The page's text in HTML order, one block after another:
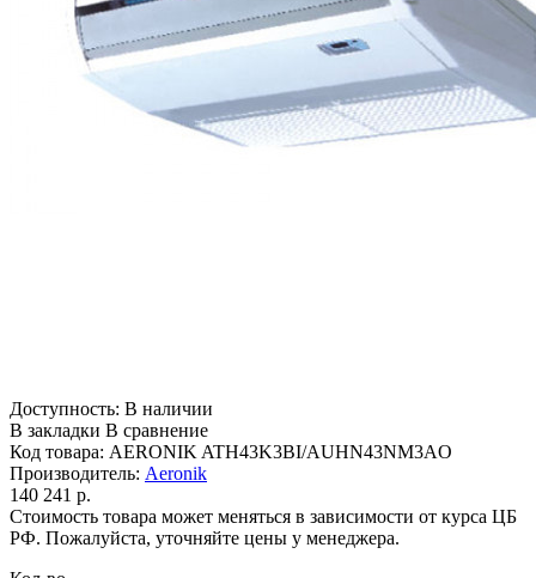
Доступность: В наличии
В закладки В сравнение
Код товара: AERONIK ATH43K3BI/AUHN43NM3AO
Производитель: Aeronik
140 241 р.
Стоимость товара может меняться в зависимости от курса ЦБ
РФ. Пожалуйста, уточняйте цены у менеджера.